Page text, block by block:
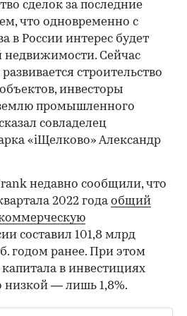
сделок за последние
что одновременно с
в России интерес будет
недвижимости. Сейчас
строительство
инвесторы
промышленного
совладелец
«iЩелково» Александр
недавно сообщили, что
2022 годаобщий
составил 101,8 млрд
годом ранее. При этом
в инвестициях
низкой — лишь 1,8%.